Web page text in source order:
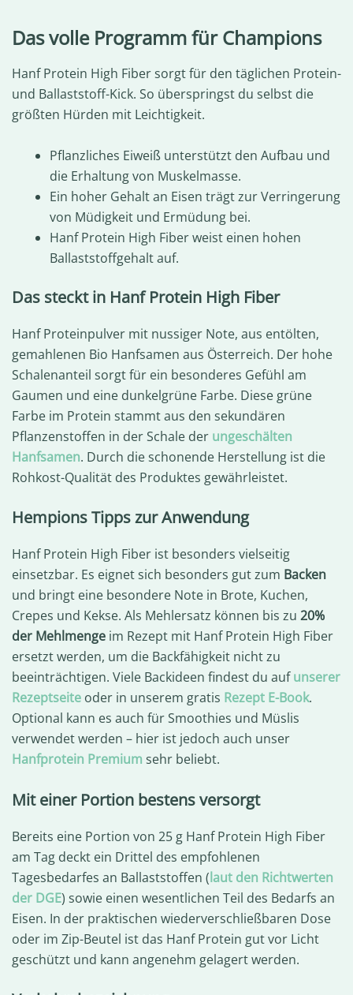
Das volle Programm für Champions
Hanf Protein High Fiber sorgt für den täglichen Protein-
und Ballaststoff-Kick. So überspringst du selbst die
größten Hürden mit Leichtigkeit.
Pflanzliches Eiweiß unterstützt den Aufbau und
die Erhaltung von Muskelmasse.
Ein hoher Gehalt an Eisen trägt zur Verringerung
von Müdigkeit und Ermüdung bei.
Hanf Protein High Fiber weist einen hohen
Ballaststoffgehalt auf.
Das steckt in Hanf Protein High Fiber
Hanf Proteinpulver mit nussiger Note, aus entölten,
gemahlenen Bio Hanfsamen aus Österreich. Der hohe
Schalenanteil sorgt für ein besonderes Gefühl am
Gaumen und eine dunkelgrüne Farbe. Diese grüne
Farbe im Protein stammt aus den sekundären
Pflanzenstoffen in der Schale der ungeschälten
Hanfsamen. Durch die schonende Herstellung ist die
Rohkost-Qualität des Produktes gewährleistet.
Hempions Tipps zur Anwendung
Hanf Protein High Fiber ist besonders vielseitig
einsetzbar. Es eignet sich besonders gut zum Backen
und bringt eine besondere Note in Brote, Kuchen,
Crepes und Kekse. Als Mehlersatz können bis zu 20%
der Mehlmenge im Rezept mit Hanf Protein High Fiber
ersetzt werden, um die Backfähigkeit nicht zu
beeinträchtigen. Viele Backideen findest du aufunserer
Rezeptseite oder in unserem gratis Rezept E-Book.
Optional kann es auch für Smoothies und Müslis
verwendet werden – hier ist jedoch auch unser
Hanfprotein Premium sehr beliebt.
Mit einer Portion bestens versorgt
Bereits eine Portion von 25 g Hanf Protein High Fiber
am Tag deckt ein Drittel des empfohlenen
Tagesbedarfes an Ballaststoffen (laut den Richtwerten
der DGE) sowie einen wesentlichen Teil des Bedarfs an
Eisen. In der praktischen wiederverschließbaren Dose
oder im Zip-Beutel ist das Hanf Protein gut vor Licht
geschützt und kann angenehm gelagert werden.